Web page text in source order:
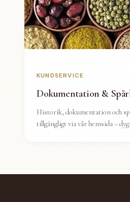
KUNDSERVICE
Dokumentation &
Historik, dokumentation och
tillgängligt via vår hemsida –